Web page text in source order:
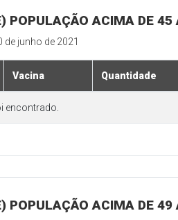
POPULAÇÃO ACIMA DE 45
de junho de 2021
Vacina Quantidade
encontrado.
POPULAÇÃO ACIMA DE 49